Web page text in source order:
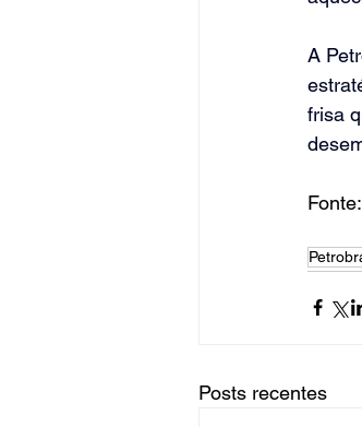
A
frisa
Posts recentes